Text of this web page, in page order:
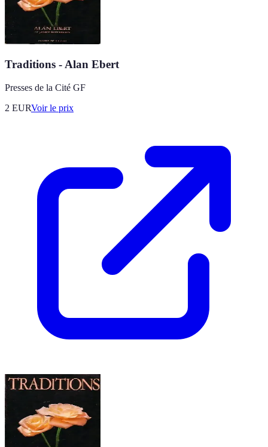
Traditions - Alan Ebert
Presses de la Cité GF
2 EURVoir le prix